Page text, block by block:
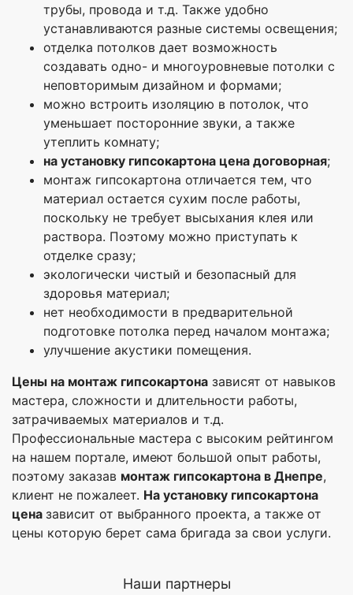
трубы, провода и т.д. Также удобно
устанавливаются разные системы освещения;
отделка потолков дает возможность
создавать одно- и многоуровневые потолки с
неповторимым дизайном и формами;
можно встроить изоляцию в потолок, что
уменьшает посторонние звуки, а также
утеплить комнату;
на установку гипсокартона цена договорная;
монтаж гипсокартона отличается тем, что
материал остается сухим после работы,
поскольку не требует высыхания клея или
раствора. Поэтому можно приступать к
отделке сразу;
экологически чистый и безопасный для
здоровья материал;
нет необходимости в предварительной
подготовке потолка перед началом монтажа;
улучшение акустики помещения.
Цены на монтаж гипсокартона зависят от навыков
мастера, сложности и длительности работы,
затрачиваемых материалов и т.д.
Профессиональные мастера с высоким рейтингом
на нашем портале, имеют большой опыт работы,
поэтому заказав монтаж гипсокартона в Днепре,
клиент не пожалеет. На установку гипсокартона
цена зависит от выбранного проекта, а также от
цены которую берет сама бригада за свои услуги.
Наши партнеры